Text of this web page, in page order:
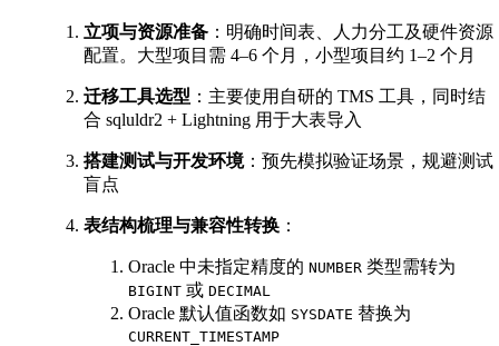
立项与资源准备 ：明确时间表、人力分工及硬件资源
配置。大型项目需 4–6 个月，小型项目约 1–2 个月
迁移工具选型 ：主要使用自研的 TMS 工具，同时结
合 sqluldr2 + Lightning 用于大表导入
搭建测试与开发环境：预先模拟验证场景，规避测试
盲点
表结构梳理与兼容性转换 ：
Oracle 中未指定精度的 NUMBER 类型需转为
BIGINT 或 DECIMAL
Oracle 默认值函数如 SYSDATE 替换为
CURRENT_TIMESTAMP